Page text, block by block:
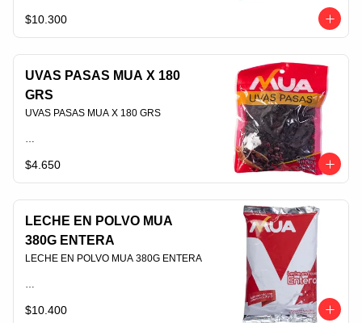
$10.300
UVAS PASAS MUA X 180
GRS
UVAS PASAS MUA X 180 GRS
$4.650
LECHE EN POLVO MUA
380G ENTERA
LECHE EN POLVO MUA 380G ENTERA
$10.400